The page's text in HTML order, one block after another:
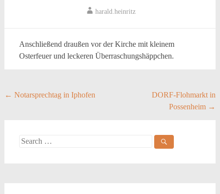
harald.heinritz
Anschließend draußen vor der Kirche mit kleinem
Osterfeuer und leckeren Überraschungshäppchen.
Post
← Notarsprechtag in Iphofen
DORF-Flohmarkt in
Possenheim →
Search